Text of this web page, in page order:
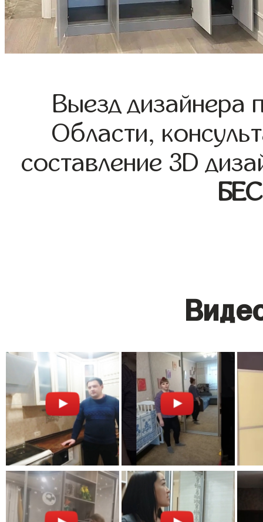
Выезд дизайнера
Области,
составление 3D